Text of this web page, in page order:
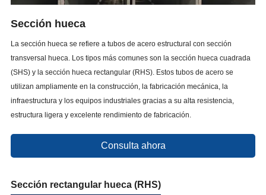
Sección hueca
La sección hueca se refiere a tubos de acero estructural con sección
transversal hueca. Los tipos más comunes son la sección hueca cuadrada
(SHS) y la sección hueca rectangular (RHS). Estos tubos de acero se
utilizan ampliamente en la construcción, la fabricación mecánica, la
infraestructura y los equipos industriales gracias a su alta resistencia,
estructura ligera y excelente rendimiento de fabricación.
Consulta ahora
Sección rectangular hueca (RHS)